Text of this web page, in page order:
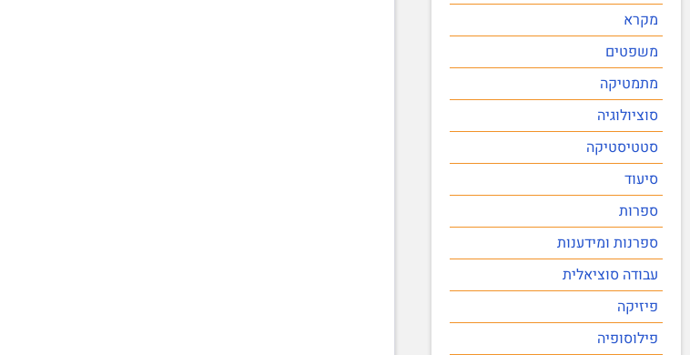
מקרא
משפטים
מתמטיקה
סוציולוגיה
סטטיסטיקה
סיעוד
ספרות
ספרנות ומידענות
עבודה סוציאלית
פיזיקה
פילוסופיה